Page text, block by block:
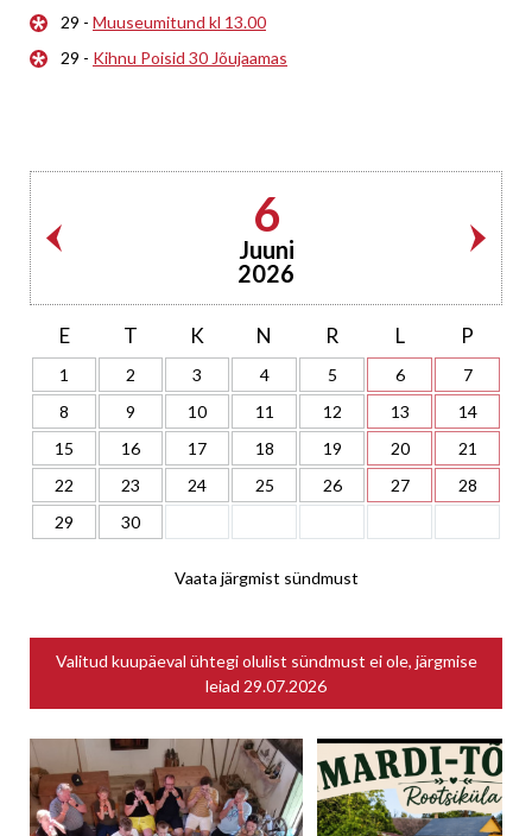
29 - Muuseumitund kl 13.00
29 - Kihnu Poisid 30 Jõujaamas
6
Juuni
2026
E T K N R L P
1 2 3 4 5 6
7
8
9 10 11 12 13
14
15
16 17 18 19 20
21
22
23 24 25 26 27
28
29
30
Vaata järgmist sündmust
Valitud kuupäeval ühtegi olulist sündmust ei ole, järgmise
leiad 29.07.2026